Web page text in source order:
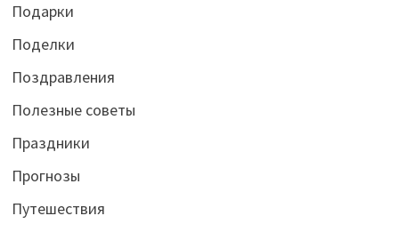
Подарки
Поделки
Поздравления
Полезные советы
Праздники
Прогнозы
Путешествия